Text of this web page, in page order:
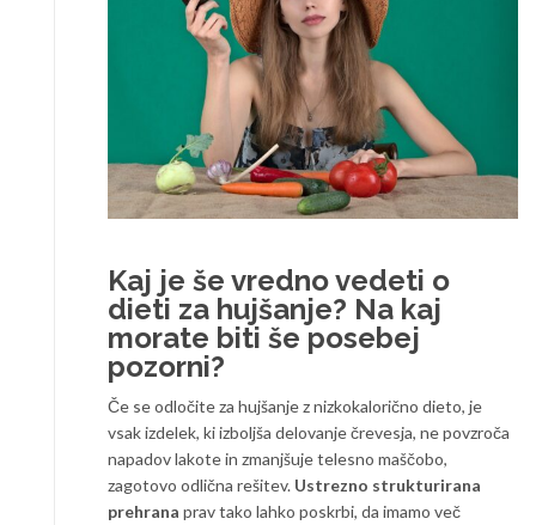
Kaj je še vredno vedeti o
dieti za hujšanje? Na kaj
morate biti še posebej
pozorni?
Če se odločite za hujšanje z nizkokalorično dieto, je
vsak izdelek, ki izboljša delovanje črevesja, ne povzroča
napadov lakote in zmanjšuje telesno maščobo,
zagotovo odlična rešitev. Ustrezno strukturirana
prehrana prav tako lahko poskrbi, da imamo več